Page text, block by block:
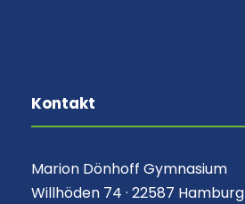
Kontakt
Marion Dönhoff Gymnasium
Willhöden 74 · 22587 Hamburg